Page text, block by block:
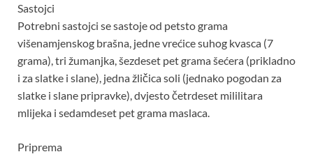
Sastojci
Potrebni sastojci se sastoje od petsto grama
višenamjenskog brašna, jedne vrećice suhog kvasca (7
grama), tri žumanjka, šezdeset pet grama šećera (prikladno
i za slatke i slane), jedna žličica soli (jednako pogodan za
slatke i slane pripravke), dvjesto četrdeset mililitara
mlijeka i sedamdeset pet grama maslaca.
Priprema